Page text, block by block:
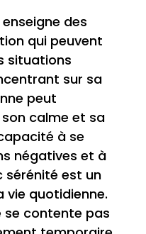
des
qui peuvent
situations
sur sa
peut
calme et sa
à se
négatives et à
sérénité est un
vie quotidienne.
se contente pas